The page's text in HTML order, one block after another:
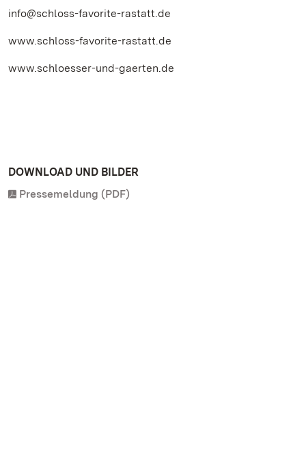
info@schloss-favorite-rastatt.de
www.schloss-favorite-rastatt.de
www.schloesser-und-gaerten.de
DOWNLOAD UND BILDER
Pressemeldung (PDF)